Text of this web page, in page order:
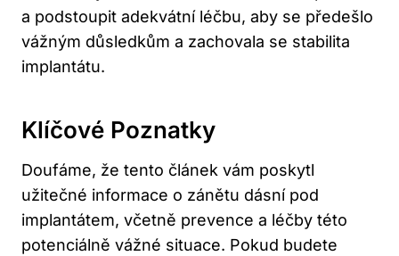
a podstoupit adekvátní léčbu, aby se předešlo
vážným důsledkům a zachovala se stabilita
implantátu.
Klíčové Poznatky
Doufáme, že tento článek vám poskytl
užitečné informace o zánětu dásní pod
implantátem, včetně prevence a léčby této
potenciálně vážné situace. Pokud budete